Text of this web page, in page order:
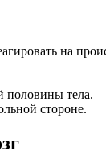
на
тела.
стороне.